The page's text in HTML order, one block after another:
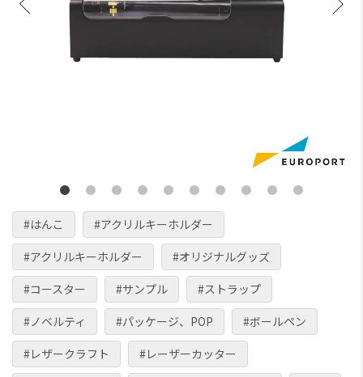
#はんこ
#アクリルキーホルダー
#アクリルキーホルダー
#オリジナルグッズ
#コースター
#サンプル
#ストラップ
#ノベルティ
#パッケージ、POP
#ボールペン
#レザークラフト
#レーザーカッター